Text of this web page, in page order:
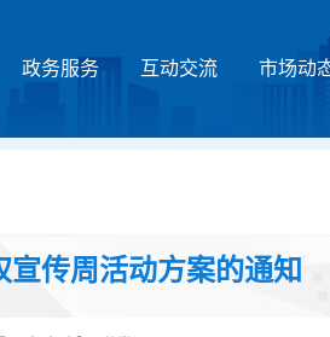
政务服务 互动交流 市场动请
传周活动方案的通知